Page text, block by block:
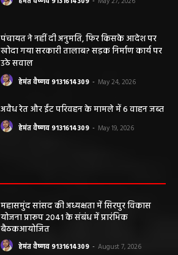
पंचायत ने नहीं दी अनुमति, फिर किसके आदेश पर
खोदा गया सरकारी तालाब? सड़क निर्माण कार्य पर
उठे सवाल
हेमंत वैष्णव 9131614309 - May 24, 2026
अवैध रेत और ईंट परिवहन के मामले में 6 वाहन जब्त
हेमंत वैष्णव 9131614309 - May 19, 2026
महासमुंद सांसद की अध्यक्षता में सिरपुर विकास
योजना प्रारूप 2041 के संबंध में प्रारंभिक
बैठकआयोजित
हेमंत वैष्णव 9131614309 - August 7, 2026